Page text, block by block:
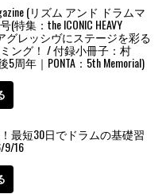
(リズム アンド ドラムマ
特集：the ICONIC HEAVY
アグレッシヴにステージを彩る
ング！ / 付録小冊子：村
5周年｜PONTA：5th Memorial)
最短30日でドラムの基礎習
16